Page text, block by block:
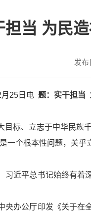
担当 为民
发
25日电 题：实干担当
目标、立志于中华民族
一个根本性问题，关乎
习近平总书记始终有着
央办公厅印发《关于在